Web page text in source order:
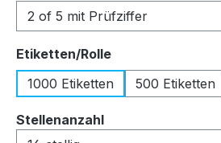
Etiketten/Rolleauswählen
1000 Etiketten
500 Etiketten
Stellenanzahlauswählen